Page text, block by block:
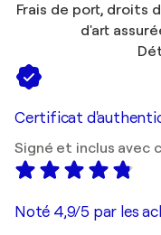
Frais de port, droits
d'art
Certificat
Signé et inclus avec
Noté 4,9/5 par les